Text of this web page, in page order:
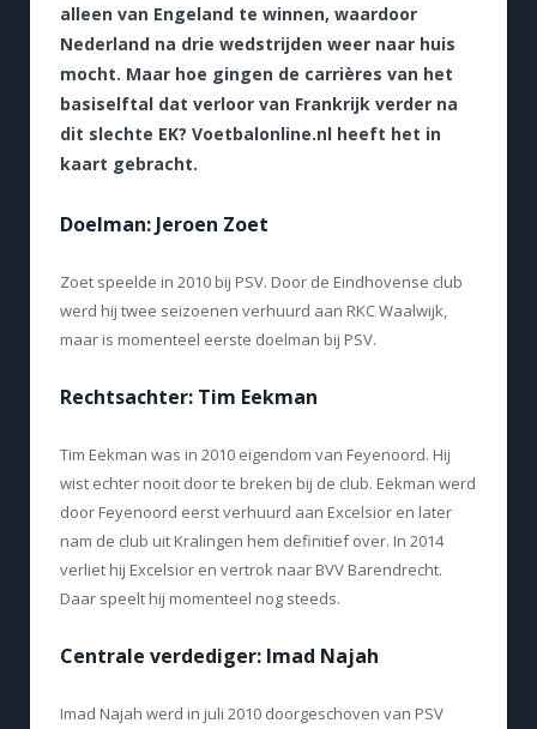
alleen van Engeland te winnen, waardoor
Nederland na drie wedstrijden weer naar huis
mocht. Maar hoe gingen de carrières van het
basiselftal dat verloor van Frankrijk verder na
dit slechte EK? Voetbalonline.nl heeft het in
kaart gebracht.
Doelman: Jeroen Zoet
Zoet speelde in 2010 bij PSV. Door de Eindhovense club
werd hij twee seizoenen verhuurd aan RKC Waalwijk,
maar is momenteel eerste doelman bij PSV.
Rechtsachter: Tim Eekman
Tim Eekman was in 2010 eigendom van Feyenoord. Hij
wist echter nooit door te breken bij de club. Eekman werd
door Feyenoord eerst verhuurd aan Excelsior en later
nam de club uit Kralingen hem definitief over. In 2014
verliet hij Excelsior en vertrok naar BVV Barendrecht.
Daar speelt hij momenteel nog steeds.
Centrale verdediger: Imad Najah
Imad Najah werd in juli 2010 doorgeschoven van PSV